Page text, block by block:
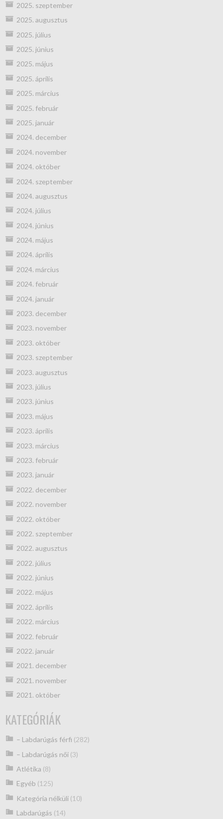
2025. szeptember
2025. augusztus
2025. július
2025. június
2025. május
2025. április
2025. március
2025. február
2025. január
2024. december
2024. november
2024. október
2024. szeptember
2024. augusztus
2024. július
2024. június
2024. május
2024. április
2024. március
2024. február
2024. január
2023. december
2023. november
2023. október
2023. szeptember
2023. augusztus
2023. július
2023. június
2023. május
2023. április
2023. március
2023. február
2023. január
2022. december
2022. november
2022. október
2022. szeptember
2022. augusztus
2022. július
2022. június
2022. május
2022. április
2022. március
2022. február
2022. január
2021. december
2021. november
2021. október
KATEGÓRIÁK
– Labdarúgás férfi (282)
– Labdarúgás női(3)
Atlétika (8)
Egyéb (125)
Kategória nélküli(10)
Labdarúgás (14)